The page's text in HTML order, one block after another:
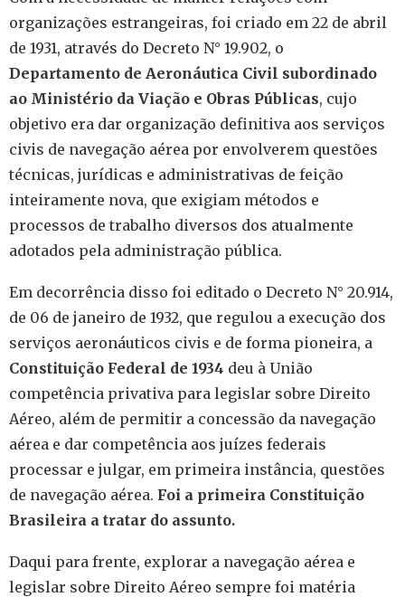
organizações estrangeiras, foi criado em 22 de abril
de 1931, através do Decreto N° 19.902, o
Departamento de Aeronáutica Civil subordinado
ao Ministério da Viação e Obras Públicas, cujo
objetivo era dar organização definitiva aos serviços
civis de navegação aérea por envolverem questões
técnicas, jurídicas e administrativas de feição
inteiramente nova, que exigiam métodos e
processos de trabalho diversos dos atualmente
adotados pela administração pública.
Em decorrência disso foi editado o Decreto N° 20.914,
de 06 de janeiro de 1932, que regulou a execução dos
serviços aeronáuticos civis e de forma pioneira, a
Constituição Federal de 1934 deu à União
competência privativa para legislar sobre Direito
Aéreo, além de permitir a concessão da navegação
aérea e dar competência aos juízes federais
processar e julgar, em primeira instância, questões
de navegação aérea. Foi a primeira Constituição
Brasileira a tratar do assunto.
Daqui para frente, explorar a navegação aérea e
legislar sobre Direito Aéreo sempre foi matéria